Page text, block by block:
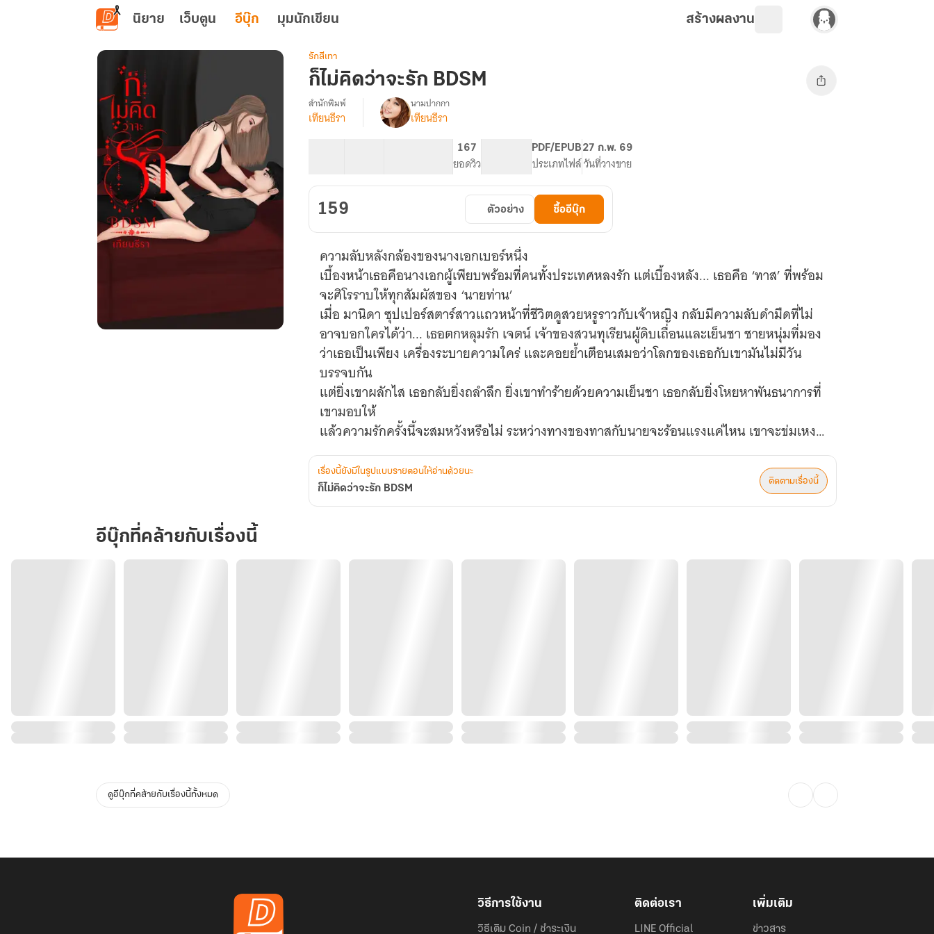
ข้ามไปยังเนื้อหาหลัก
นิยาย เว็บตูน อีบุ๊ก มุมนักเขียน สร้างผลงาน
รักสีเทา
ก็ไม่คิดว่าจะรัก BDSM
เรื่อง
จะ
รัก
BDSM
สำนักพิมพ์
เทียนธีรา
นามปากกา
เทียนธีรา
167
ยอดวิว
PDF/EPUB
ประเภทไฟล์
27 ก.พ. 69
วันที่วางขาย
159 ตัวอย่าง ซื้ออีบุ๊ก
ความลับหลังกล้องของนางเอกเบอร์หนึ่ง
เบื้องหน้าเธอคือนางเอกผู้เพียบพร้อมที่คนทั้งประเทศหลงรัก แต่เบื้องหลัง... เธอคือ ‘ทาส’ ที่พร้อม
จะศิโรราบให้ทุกสัมผัสของ ‘นายท่าน’
เมื่อ มานิดา ซุปเปอร์สตาร์สาวแถวหน้าที่ชีวิตดูสวยหรูราวกับเจ้าหญิง กลับมีความลับดำมืดที่ไม่
อาจบอกใครได้ว่า... เธอตกหลุมรัก เจตน์ เจ้าของสวนทุเรียนผู้ดิบเถื่อนและเย็นชา ชายหนุ่มที่มอง
ว่าเธอเป็นเพียง เครื่องระบายความใคร่ และคอยย้ำเตือนเสมอว่าโลกของเธอกับเขามันไม่มีวัน
บรรจบกัน
แต่ยิ่งเขาผลักไส เธอกลับยิ่งถลำลึก ยิ่งเขาทำร้ายด้วยความเย็นชา เธอกลับยิ่งโหยหาพันธนาการที่
เขามอบให้
แล้วความรักครั้งนี้จะสมหวังหรือไม่ ระหว่างทางของทาสกับนายจะร้อนแรงแค่ไหน เขาจะข่มเหง
เธอมากเท่าไหร่ เชิญอ่านพร้อมกันค่ะ รับประกันความแซบถึงใจ
เรื่องนี้ยังมีในรูปแบบรายตอนให้อ่านด้วยนะ
ก็ไม่คิดว่าจะรัก BDSM
ติดตามเรื่องนี้
อีบุ๊กที่คล้ายกับเรื่องนี้
ดูอีบุ๊กที่คล้ายกับเรื่องนี้ทั้งหมด
วิธีการใช้งาน
วิธีเติม Coin / ชำระเงิน
ติดต่อเรา
LINE Official
เพิ่มเติม
ข่าวสาร